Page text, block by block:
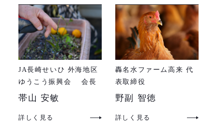
JA長崎せいひ 外海地区
ゆうこう振興会 会長
帯山 安敏
詳しく見る
轟名水ファーム高来 代
表取締役
野副 智徳
詳しく見る